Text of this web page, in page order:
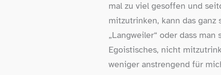
mal zu viel gesoffen und
mitzutrinken, kann das ganz
„Langweiler“ oder dass
Egoistisches, nicht
weniger anstrengend für